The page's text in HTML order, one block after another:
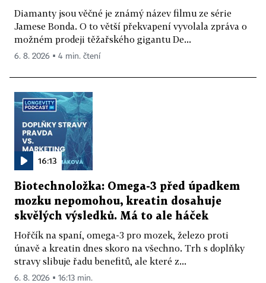
Diamanty jsou věčné je známý název filmu ze série
Jamese Bonda. O to větší překvapení vyvolala zpráva o
možném prodeji těžařského gigantu De...
6. 8. 2026 ▪ 4 min. čtení
16:13
Biotechnoložka: Omega-3 před úpadkem
mozku nepomohou, kreatin dosahuje
skvělých výsledků. Má to ale háček
Hořčík na spaní, omega-3 pro mozek, železo proti
únavě a kreatin dnes skoro na všechno. Trh s doplňky
stravy slibuje řadu benefitů, ale které z...
6. 8. 2026 ▪ 16:13 min.